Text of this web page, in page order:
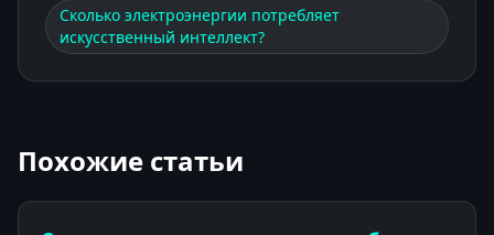
Сколько электроэнергии потребляет
искусственный интеллект?
Похожие статьи